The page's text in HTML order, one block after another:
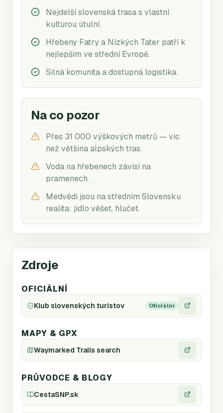
Nejdelší slovenská trasa s vlastní
kulturou útulní.
Hřebeny Fatry a Nízkých Tater patří k
nejlepším ve střední Evropě.
Silná komunita a dostupná logistika.
Na co pozor
Přes 31 000 výškových metrů — víc
než většina alpských tras.
Voda na hřebenech závisí na
pramenech.
Medvědi jsou na středním Slovensku
realita: jídlo věšet, hlučet.
Zdroje
OFICIÁLNÍ
Klub slovenských turistov Oficiální
MAPY & GPX
Waymarked Trails search
PRŮVODCE & BLOGY
CestaSNP.sk